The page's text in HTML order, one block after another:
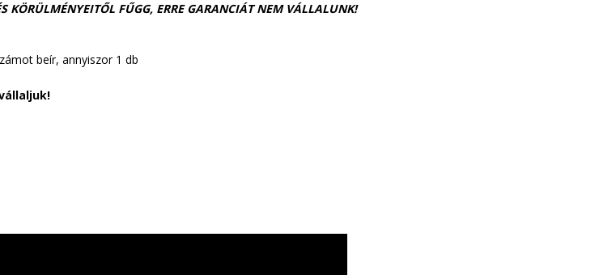
KÖRÜLMÉNYEITŐL FŰGG, ERRE GARANCIÁT NEM VÁLLALUNK!
beír, annyiszor 1 db